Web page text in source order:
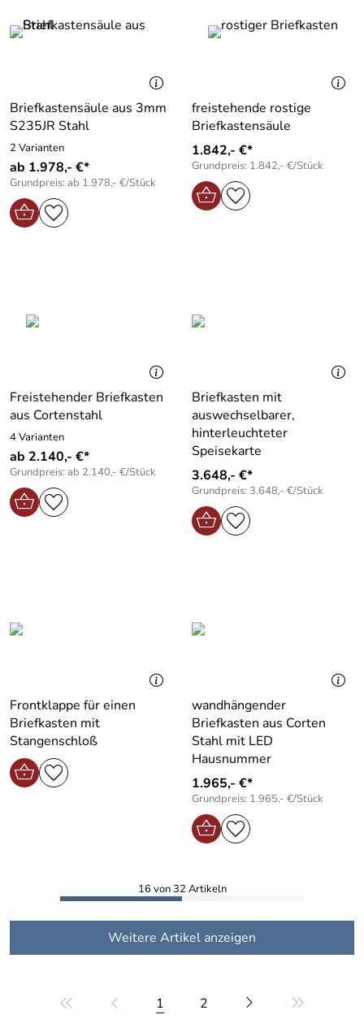
Briefkastensäule aus 3mm
S235JR Stahl
2 Varianten
ab 1.978,- €*
Grundpreis: ab 1.978,- €/Stück
freistehende rostige
Briefkastensäule
1.842,- €*
Grundpreis: 1.842,- €/Stück
Freistehender Briefkasten
aus Cortenstahl
4 Varianten
ab 2.140,- €*
Grundpreis: ab 2.140,- €/Stück
Briefkasten mit
auswechselbarer,
hinterleuchteter
Speisekarte
3.648,- €*
Grundpreis: 3.648,- €/Stück
Frontklappe für einen
Briefkasten mit
Stangenschloß
wandhängender
Briefkasten aus Corten
Stahl mit LED
Hausnummer
1.965,- €*
Grundpreis: 1.965,- €/Stück
16 von 32 Artikeln
Weitere Artikel anzeigen
1 2